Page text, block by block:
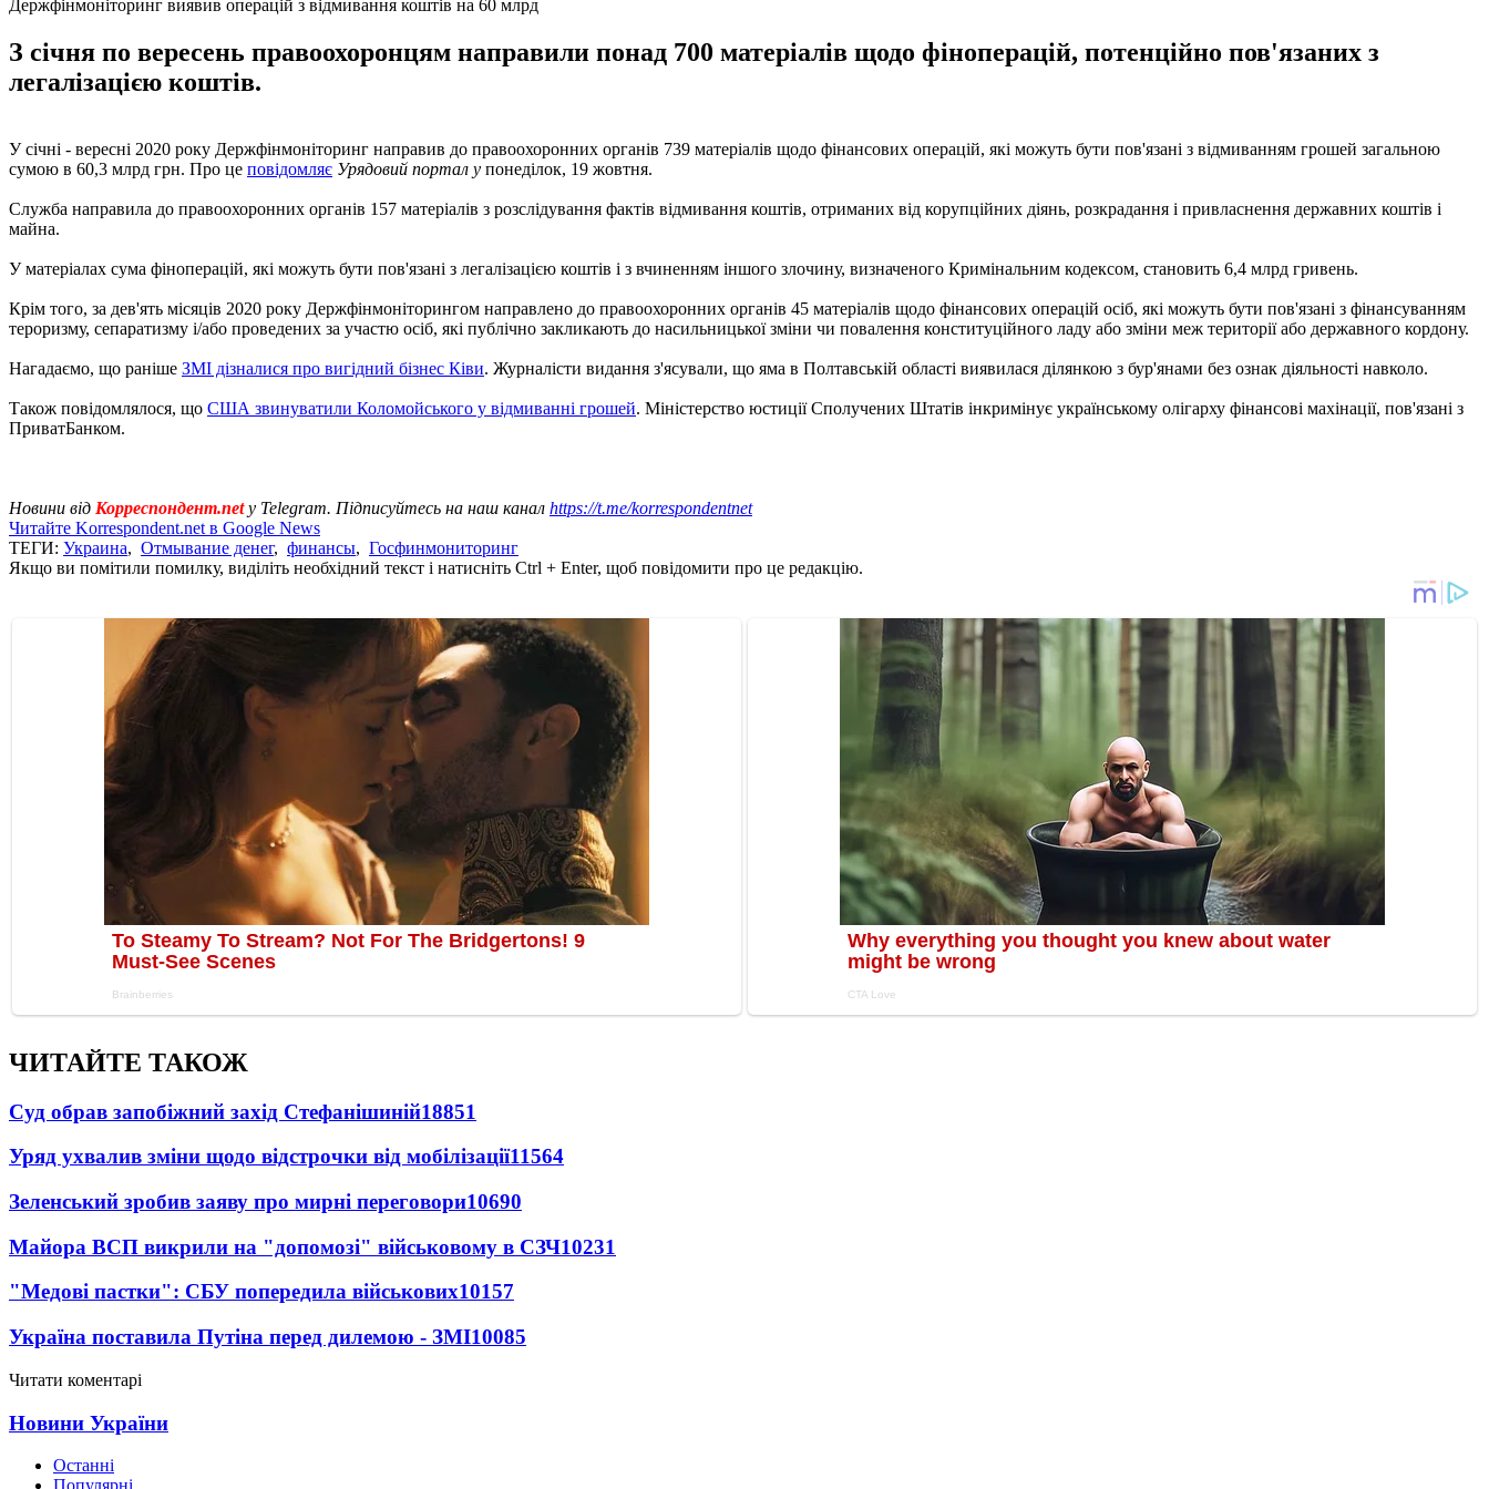
Держфінмоніторинг виявив операцій з відмивання коштів на 60 млрд
З січня по вересень правоохоронцям направили понад 700 матеріалів щодо фіноперацій, потенційно пов'язаних з
легалізацією коштів.
У січні - вересні 2020 року Держфінмоніторинг направив до правоохоронних органів 739 матеріалів щодо фінансових операцій, які можуть бути пов'язані з відмиванням грошей загальною
сумою в 60,3 млрд грн. Про це повідомляє Урядовий портал у понеділок, 19 жовтня.
Служба направила до правоохоронних органів 157 матеріалів з розслідування фактів відмивання коштів, отриманих від корупційних діянь, розкрадання і привласнення державних коштів і
майна.
У матеріалах сума фіноперацій, які можуть бути пов'язані з легалізацією коштів і з вчиненням іншого злочину, визначеного Кримінальним кодексом, становить 6,4 млрд гривень.
Крім того, за дев'ять місяців 2020 року Держфінмоніторингом направлено до правоохоронних органів 45 матеріалів щодо фінансових операцій осіб, які можуть бути пов'язані з фінансуванням
тероризму, сепаратизму і/або проведених за участю осіб, які публічно закликають до насильницької зміни чи повалення конституційного ладу або зміни меж території або державного кордону.
Нагадаємо, що раніше ЗМІ дізналися про вигідний бізнес Ківи. Журналісти видання з'ясували, що яма в Полтавській області виявилася ділянкою з бур'янами без ознак діяльності навколо.
Також повідомлялося, що США звинуватили Коломойського у відмиванні грошей. Міністерство юстиції Сполучених Штатів інкримінує українському олігарху фінансові махінації, пов'язані з
ПриватБанком.
Новини від Корреспондент.netу Telegram. Підписуйтесь на наш канал https://t.me/korrespondentnet
Читайте Korrespondent.net в Google News
ТЕГИ: Украина, Отмывание денег, финансы, Госфинмониторинг
Якщо ви помітили помилку, виділіть необхідний текст і натисніть Ctrl + Enter, щоб повідомити про це редакцію.
ЧИТАЙТЕ ТАКОЖ
Суд обрав запобіжний захід Стефанішиній18851
Уряд ухвалив зміни щодо відстрочки від мобілізації11564
Зеленський зробив заяву про мирні переговори10690
Майора ВСП викрили на "допомозі" військовому в СЗЧ10231
"Медові пастки": СБУ попередила військових10157
Україна поставила Путіна перед дилемою - ЗМІ10085
Читати коментарі
Новини України
Останні